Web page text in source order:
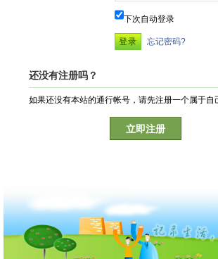
下次自动登录
忘记密码?
还没有注册吗？
如果还没有本站的通行帐号，请先注册一个属于自
立即注册